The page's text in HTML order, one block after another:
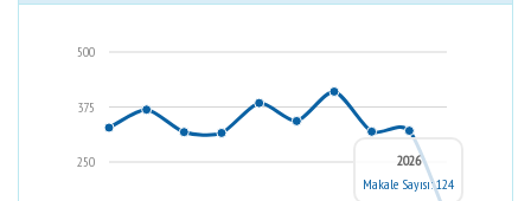
250
375
500
2026
Makale Sayısı: 124